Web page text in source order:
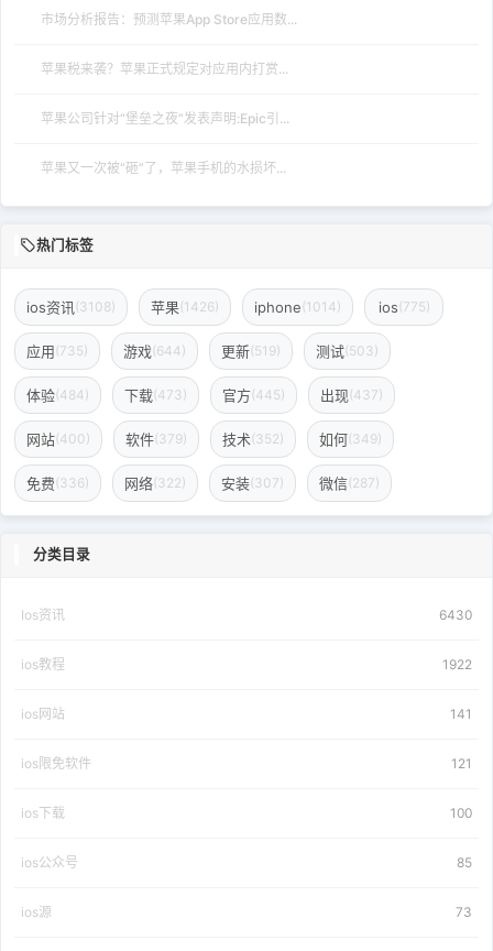
市场分析报告：预测苹果App Store应用数...
苹果税来袭？苹果正式规定对应用内打赏...
苹果公司针对“堡垒之夜”发表声明:Epic引...
苹果又一次被“砸”了，苹果手机的水损坏...
热门标签
ios资讯 (3108) 苹果(1426) iphone(1014) ios(775)
应用(735) 游戏(644) 更新(519) 测试(503)
体验(484) 下载(473) 官方(445) 出现(437)
网站(400) 软件(379) 技术(352) 如何(349)
免费(336) 网络(322) 安装(307) 微信(287)
分类目录
Ios资讯 6430
ios教程 1922
ios网站 141
ios限免软件 121
ios下载 100
ios公众号 85
ios源 73